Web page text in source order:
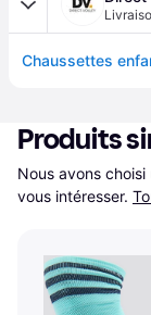
Produits
Nous avons
vous intéresser.